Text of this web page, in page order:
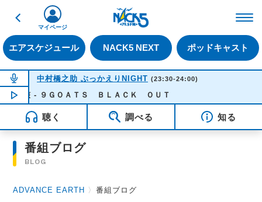
戻る
エアスケジュール NACK5 NEXT ポッドキャスト
マイページ
NOW ON AIR
中村橋之助 ぶっかえりNIGHT (23:30-24:00)
NOW PLAYING 23:24
死骸 - ９ＧＯＡＴＳ ＢＬＡＣＫ ＯＵＴ
聴く 調べる 知る
番組ブログ
BLOG
ADVANCE EARTH 〉番組ブログ